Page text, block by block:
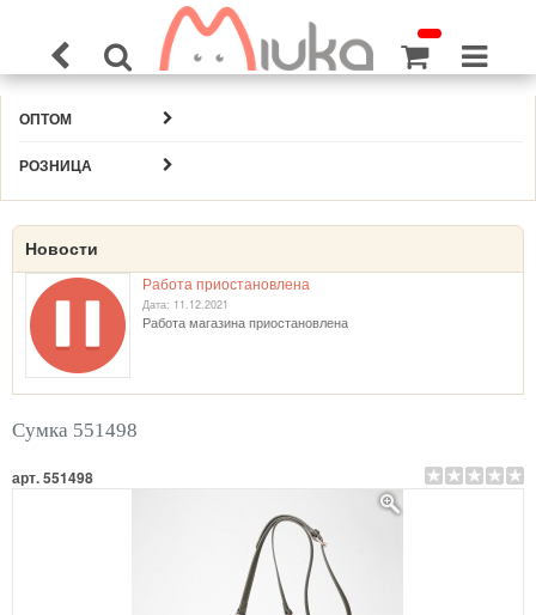
ОПТОМ
РОЗНИЦА
Новости
Работа приостановлена
Дата: 11.12.2021
Работа магазина приостановлена
Сумка 551498
арт. 551498